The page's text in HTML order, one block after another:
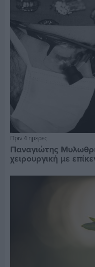
Πριν 4 ημέρες
Παναγιώτης
χειρουργική με